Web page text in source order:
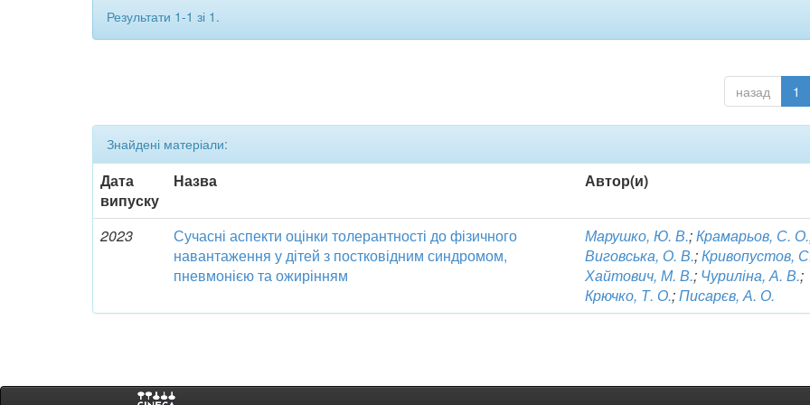
Результати 1-1 зі 1.
назад 1
Знайдені матеріали:
Дата
випуску
Назва Автор(и)
2023
Сучасні аспекти оцінки толерантності до фізичного
навантаження у дітей з постковідним синдромом,
пневмонією та ожирінням
Марушко, Ю. В.;Крамарьов, С. О.
Виговська, О. В.;Кривопустов,
Хайтович, М. В.; Чуриліна, А. В.;
Крючко, Т. О.;Писарєв, А. О.